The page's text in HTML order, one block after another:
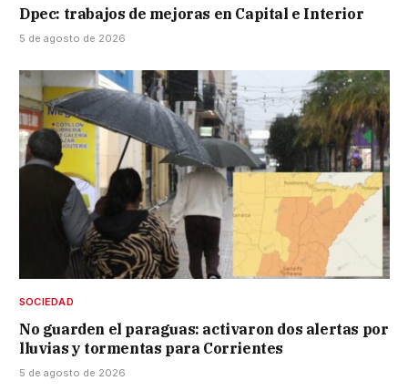
Dpec: trabajos de mejoras en Capital e Interior
5 de agosto de 2026
SOCIEDAD
No guarden el paraguas: activaron dos alertas por
lluvias y tormentas para Corrientes
5 de agosto de 2026